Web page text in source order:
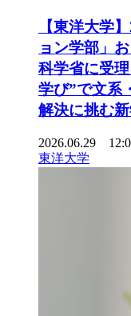
【東洋大学
ョン学部」
科学省に受
学び”で文系
解決に挑む
2026.06.29
東洋大学